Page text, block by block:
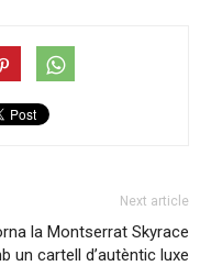
Next article
la Montserrat Skyrace
un cartell d’autèntic luxe